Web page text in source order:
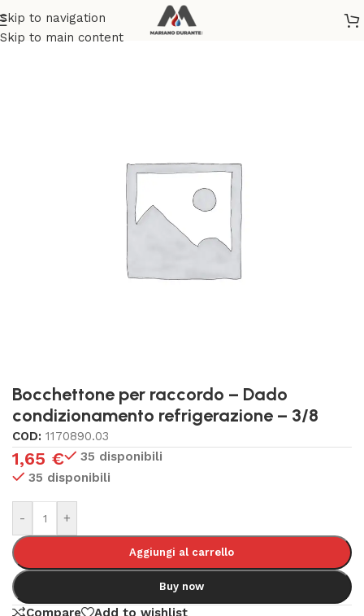
Skip to navigation
Skip to main content
Home
Bocchettone per raccordo – Dado
condizionamento refrigerazione – 3/8
COD: 1170890.03
1,65 €
35 disponibili
35 disponibili
- +
Aggiungi al carrello
Buy now
Compare Add to wishlist